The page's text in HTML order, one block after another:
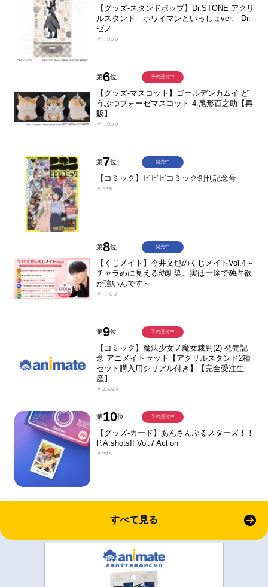
【グッズ-スタンドポップ】Dr.STONE アクリ
ルスタンド ホワイマンといっしょver. Dr.
ゼノ
￥1,980
第6位
【グッズ-マスコット】ゴールデンカムイ ど
うぶつフォーゼマスコット 4.尾形百之助【再
販】
￥1,980
予約受付中
第7位
【コミック】ビビビコミック創刊記念号
￥935
発売中
第8位
【くじメイト】今井文也のくじメイトVol.4～
チャラめに見える幼馴染、実は一途で独占欲
が強いんです～
￥1,100
発売中
第9位
【コミック】魔法少女ノ魔女裁判(2) 発売記
念 アニメイトセット【アクリルスタンド2種
セット購入用シリアル付き】【完全受注生
産】
￥2,684
予約受付中
第10位
【グッズ-カード】あんさんぶるスターズ！！
P.A.shots!! Vol.7 Action
￥275
予約受付中
すべて見る